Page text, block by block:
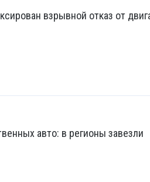
взрывной отказ от
авто: в регионы завезли